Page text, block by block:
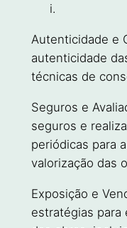
Autenticidade e
autenticidade
técnicas de
Seguros e
seguros e
periódicas para
valorização das
Exposição e
estratégias para